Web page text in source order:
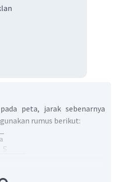
peta, jarak sebenarnya
rumus berikut: